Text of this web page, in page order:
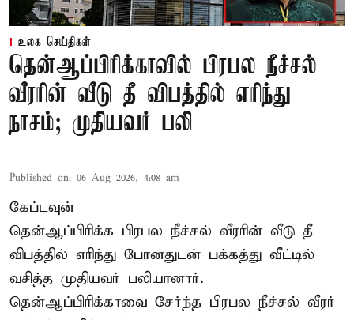
உலக செய்திகள்
தென்ஆப்பிரிக்காவில் பிரபல நீச்சல்
வீரரின் வீடு தீ விபத்தில் எரிந்து
நாசம்; முதியவர் பலி
Published on: 06 Aug 2026, 4:08 am
கேப்டவுன்
தென்ஆப்பிரிக்க பிரபல நீச்சல் வீரரின் வீடு தீ
விபத்தில் எரிந்து போனதுடன் பக்கத்து வீட்டில்
வசித்த முதியவர் பலியானார்.
தென்ஆப்பிரிக்காவை சேர்ந்த பிரபல நீச்சல் வீரர்